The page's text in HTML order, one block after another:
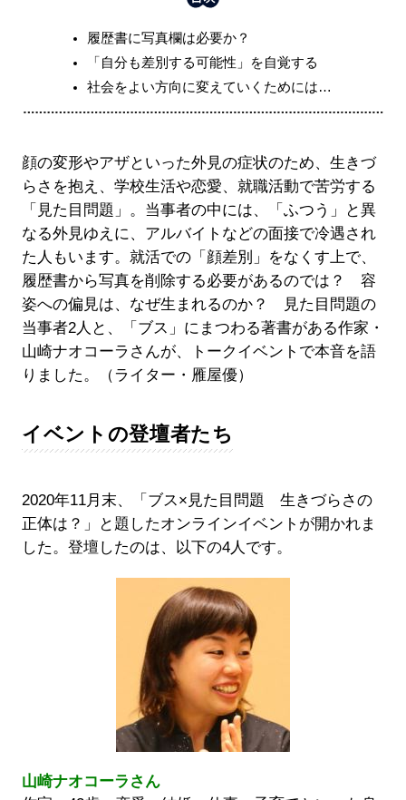
履歴書に写真欄は必要か？
「自分も差別する可能性」を自覚する
社会をよい方向に変えていくためには…
顔の変形やアザといった外見の症状のため、生きづ
らさを抱え、学校生活や恋愛、就職活動で苦労する
「見た目問題」。当事者の中には、「ふつう」と異
なる外見ゆえに、アルバイトなどの面接で冷遇され
た人もいます。就活での「顔差別」をなくす上で、
履歴書から写真を削除する必要があるのでは？ 容
姿への偏見は、なぜ生まれるのか？ 見た目問題の
当事者2人と、「ブス」にまつわる著書がある作家・
山崎ナオコーラさんが、トークイベントで本音を語
りました。（ライター・雁屋優）
イベントの登壇者たち
2020年11月末、「ブス×見た目問題 生きづらさの
正体は？」と題したオンラインイベントが開かれま
した。登壇したのは、以下の4人です。
山崎ナオコーラさん